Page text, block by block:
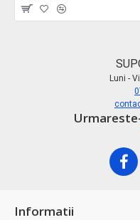
Luni -
Informatii